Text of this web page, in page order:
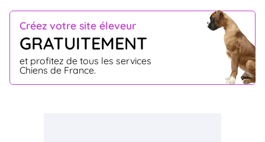
Créez votre site éleveur
GRATUITEMENT
et profitez de tous les services
Chiens de France.